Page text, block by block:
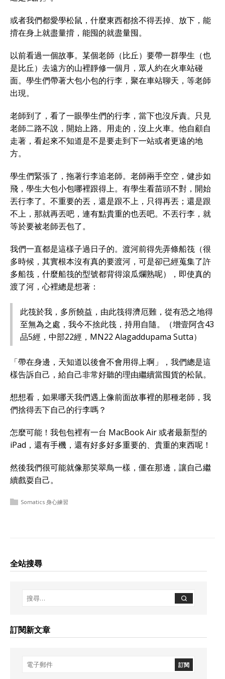
或者我們都愛學松鼠，什麼東西都捨不得丟掉、放下，能
揹在身上就盡量揹，能囤的就盡量囤。
以前看過一個故事。某個老師（比丘）要帶一群學生（也
是比丘）去遠方的山裡靜修一個月，眾人約在火車站碰
面。學生們帶著大包小包的行李，聚在車站聊天，等老師
出現。
老師到了，看了一眼學生們的行李，當下也沒斥責。只見
老師二路不說，開始上路。用走的，沒上火車。他自顧自
走著，看起來不知道是不是要走到下一站或者更遠的地
方。
學生們緊張了，拖著行李追老師。老師兩手空空，健步如
飛，學生大包小包哪裡跟得上。有學生看苗頭不對，開始
丟行李了。不重要的丟，還是跟不上，只得再丟；還是跟
不上，那就再丟吧，連有點貴重的也丟吧。不丟行李，就
等於要被老師丟包了。
我們一直都是這樣子過日子的。渡河前得先弄條船筏（很
多時候，其實根本沒有真的要渡河，可是卻已經蒐集了許
多船筏，什麼船筏的型號都背得滾瓜爛熟呢），即使真的
渡了河，心裡總是想著：
此筏於我，多所饒益，由此筏得濟厄難，從有恐之地得
至無為之處，我今不捨此筏，持用自隨。（增壹阿含43
品5經，中部22經，MN22 Alagaddupama Sutta）
「帶在身邊，天知道以後會不會用得上啊」，我們總是這
樣告訴自己，給自己非常好聽的理由繼續當囤貨的松鼠。
想想看，如果哪天我們遇上像前面故事裡的那種老師，我
們捨得丟下自己的行李嗎？
怎麼可能！我包包裡有一台 MacBook Air 或者最新型的
iPad，還有手機，還有好多好多重要的、貴重的東西呢！
然後我們很可能就像那笑翠鳥一樣，僵在那邊，讓自己繼
續戲耍自己。
Somatics 身心練習
全站搜尋
訂閱新文章